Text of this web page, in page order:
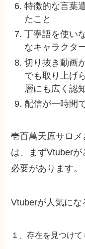
特徴的な言葉
たこと
丁寧語を使い
なキャラクタ
切り抜き動画
でも取り上げ
層にも広く認
配信が一時間
壱百萬天原サロ
は、まずVtuber
必要があります。
Vtuberが人気にな
１、存在を見つけ